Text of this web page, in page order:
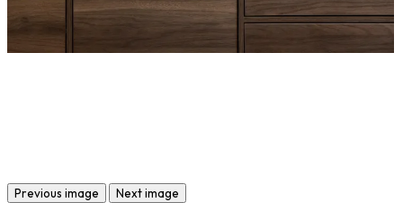
Previous image Next image